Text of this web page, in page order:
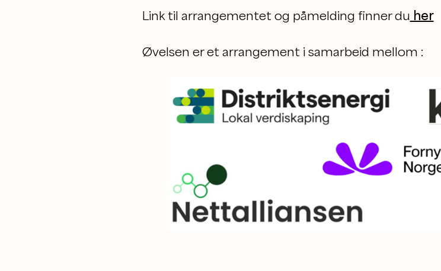
Link til arrangementet og påmelding finner du her
Øvelsen er et arrangement i samarbeid mellom :